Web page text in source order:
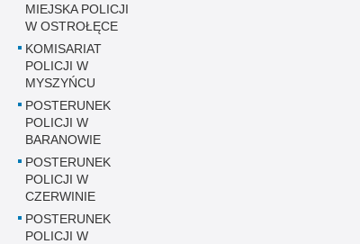
MIEJSKA POLICJI
W OSTROŁĘCE
KOMISARIAT
POLICJI W
MYSZYŃCU
POSTERUNEK
POLICJI W
BARANOWIE
POSTERUNEK
POLICJI W
CZERWINIE
POSTERUNEK
POLICJI W